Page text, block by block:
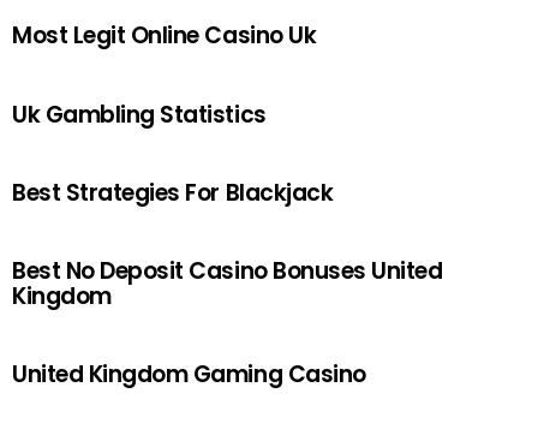
Most Legit Online Casino Uk
Uk Gambling Statistics
Best Strategies For Blackjack
Best No Deposit Casino Bonuses United
Kingdom
United Kingdom Gaming Casino